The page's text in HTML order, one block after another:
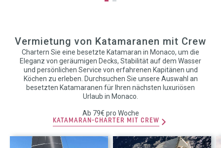
Vermietung von Katamaranen mit Crew
Chartern Sie eine besetzte Katamaran in Monaco, um die
Eleganz von geräumigen Decks, Stabilität auf dem Wasser
und persönlichen Service von erfahrenen Kapitänen und
Köchen zu erleben. Durchsuchen Sie unsere Auswahl an
besetzten Katamaranen für Ihren nächsten luxuriösen
Urlaub in Monaco.
Ab 79€ pro Woche
KATAMARAN-CHARTER MIT CREW